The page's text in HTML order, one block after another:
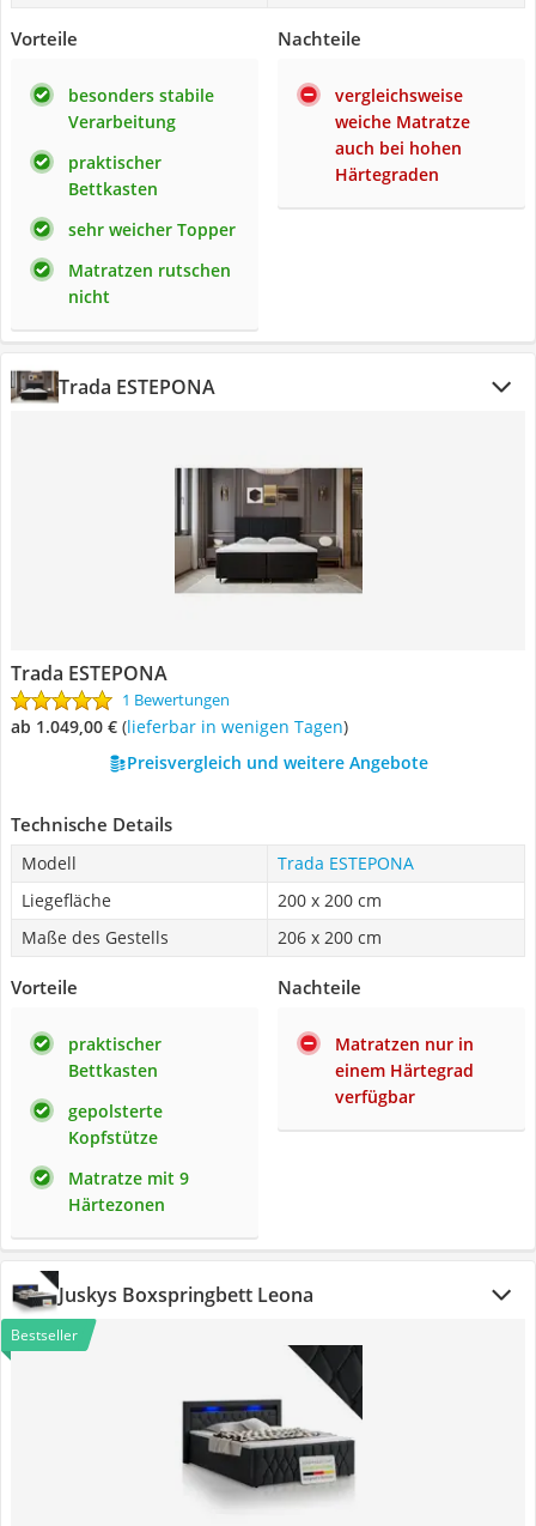
Vorteile
besonders stabile
Verarbeitung
praktischer
Bettkasten
sehr weicher Topper
Matratzen rutschen
nicht
Nachteile
vergleichsweise
weiche Matratze
auch bei hohen
Härtegraden
Trada ESTEPONA
Trada ESTEPONA
1 Bewertungen
ab 1.049,00 € ( Lieferbar in wenigen Tagen)
Preisvergleich und weitere Angebote
Technische Details
Modell
Trada ESTEPONA
Liegefläche
200 x 200 cm
Maße des Gestells
206 x 200 cm
Vorteile
praktischer
Bettkasten
gepolsterte
Kopfstütze
Matratze mit 9
Härtezonen
Nachteile
Matratzen nur in
einem Härtegrad
verfügbar
Juskys Boxspringbett Leona
Bestseller